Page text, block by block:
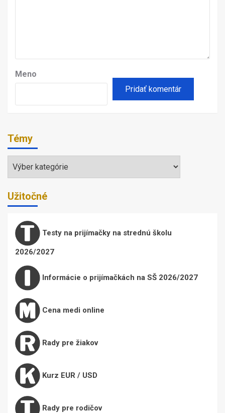
Meno
Témy
Témy
Užitočné
Testy na prijímačky na strednú školu
2026/2027
Informácie o prijímačkách na SŠ 2026/2027
Cena medi online
Rady pre žiakov
Kurz EUR / USD
Rady pre rodičov